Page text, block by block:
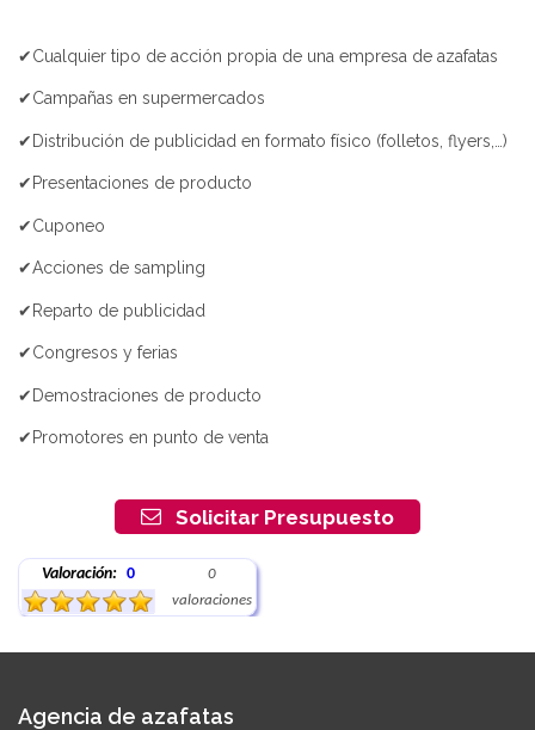
✔Cualquier tipo de acción propia de una empresa de azafatas
✔Campañas en supermercados
✔Distribución de publicidad en formato físico (folletos, flyers,…)
✔Presentaciones de producto
✔Cuponeo
✔Acciones de sampling
✔Reparto de publicidad
✔Congresos y ferias
✔Demostraciones de producto
✔Promotores en punto de venta
Solicitar Presupuesto
Valoración: 0
0
valoraciones
Agencia de azafatas